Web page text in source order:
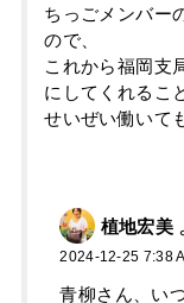
ちっごメンバー
ので、
これから福岡支
にしてくれるこ
せいぜい働いて
植地宏美
2024-12-25 7:38
青柳さん、い